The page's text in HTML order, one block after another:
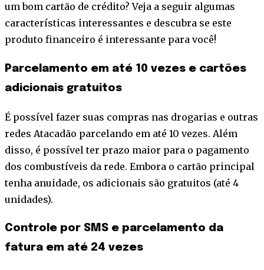
um bom cartão de crédito? Veja a seguir algumas
características interessantes e descubra se este
produto financeiro é interessante para você!
Parcelamento em até 10 vezes e cartões
adicionais gratuitos
É possível fazer suas compras nas drogarias e outras
redes Atacadão parcelando em até 10 vezes. Além
disso, é possível ter prazo maior para o pagamento
dos combustíveis da rede. Embora o cartão principal
tenha anuidade, os adicionais são gratuitos (até 4
unidades).
Controle por SMS e parcelamento da
fatura em até 24 vezes